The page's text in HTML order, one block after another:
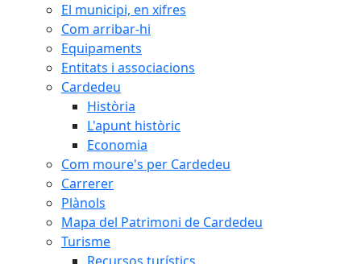
El municipi, en xifres
Com arribar-hi
Equipaments
Entitats i associacions
Cardedeu
Història
L'apunt històric
Economia
Com moure's per Cardedeu
Carrerer
Plànols
Mapa del Patrimoni de Cardedeu
Turisme